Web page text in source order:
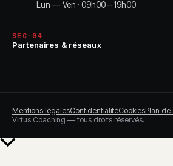
Lun — Ven · 09h00 – 19h00
SEC-04
Partenaires & réseaux
Mentions légalesConfidentialitéCookiesPlan de
Virtus Coaching — tous droits réservés.